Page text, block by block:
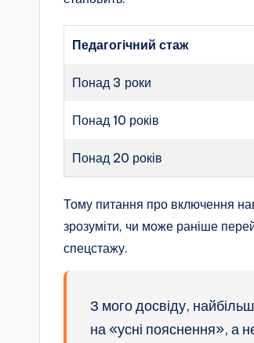
Педагогічний стаж
Понад 3 роки
Понад 10 років
Понад 20 років
Тому питання про включення
зрозуміти, чи може раніше
спецстажу.
З мого досвіду,
на «усні пояснення», а